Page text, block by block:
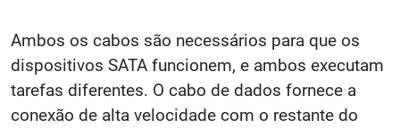
Ambos os cabos são necessários para que os
dispositivos SATA funcionem, e ambos executam
tarefas diferentes. O cabo de dados fornece a
conexão de alta velocidade com o restante do